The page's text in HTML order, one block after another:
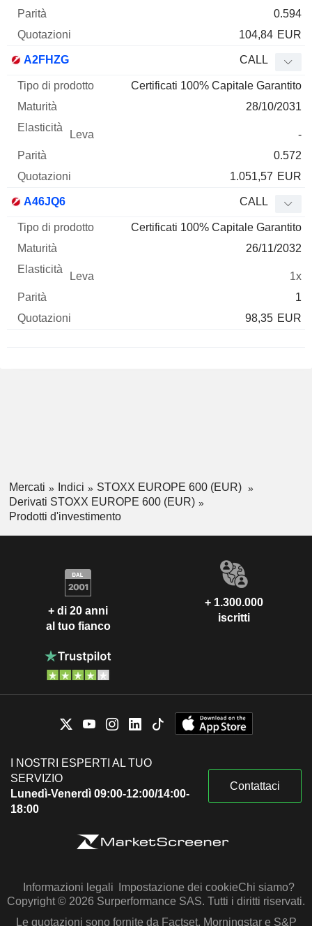
0.594
104,84 EUR
A2FHZG CALL
Certificati 100% Capitale Garantito
28/10/2031
-
0.572
1.051,57 EUR
A46JQ6 CALL
Certificati 100% Capitale Garantito
26/11/2032
1x
1
98,35 EUR
Mercati Indici
STOXX EUROPE 600 (EUR)
Derivati STOXX EUROPE 600 (EUR)
Prodotti d'investimento
+ di 20 anni
al tuo fianco
+ 1.300.000
iscritti
I NOSTRI ESPERTI AL TUO
SERVIZIO
Lunedì-Venerdì 09:00-12:00/14:00-
18:00
Contattaci
Informazioni legali Impostazione dei cookieChi siamo?
Copyright © 2026 Surperformance SAS. Tutti i diritti riservati.
Le quotazioni sono fornite da Factset, Morningstar e S&P